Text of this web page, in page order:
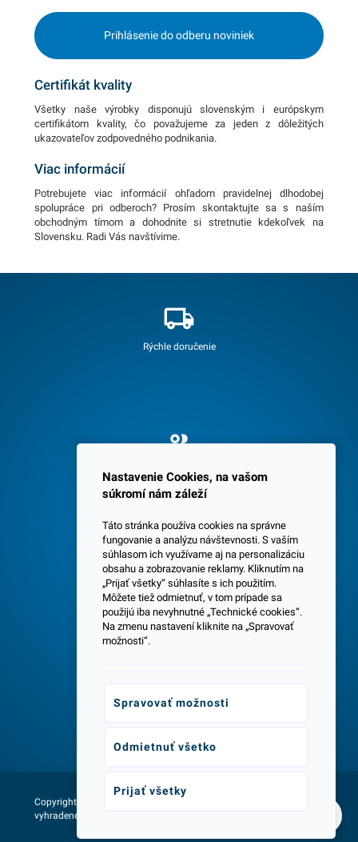
Prihlásenie do odberu noviniek
Certifikát kvality
Všetky naše výrobky disponujú slovenským i európskym
certifikátom kvality, čo považujeme za jeden z dôležitých
ukazovateľov zodpovedného podnikania.
Viac informácií
Potrebujete viac informácií ohľadom pravidelnej dlhodobej
spolupráce pri odberoch? Prosím skontaktujte sa s naším
obchodným tímom a dohodnite si stretnutie kdekoľvek na
Slovensku. Radi Vás navštívime.
Rýchle doručenie
Spokojných 3600 zákazníkov
Centrála a predajňa v Senci
Copyright © 2026 - Všetky práva
vyhradené lumax.sk
Nastavenie Cookies, na vašom
súkromí nám záleží
Táto stránka používa cookies na správne
fungovanie a analýzu návštevnosti. S vaším
súhlasom ich využívame aj na personalizáciu
obsahu a zobrazovanie reklamy. Kliknutím na
„Prijať všetky“ súhlasíte s ich použitím.
Môžete tiež odmietnuť, v tom prípade sa
použijú iba nevyhnutné „Technické cookies“.
Na zmenu nastavení kliknite na „Spravovať
možnosti“.
Spravovať možnosti
Odmietnuť všetko
Prijať všetky